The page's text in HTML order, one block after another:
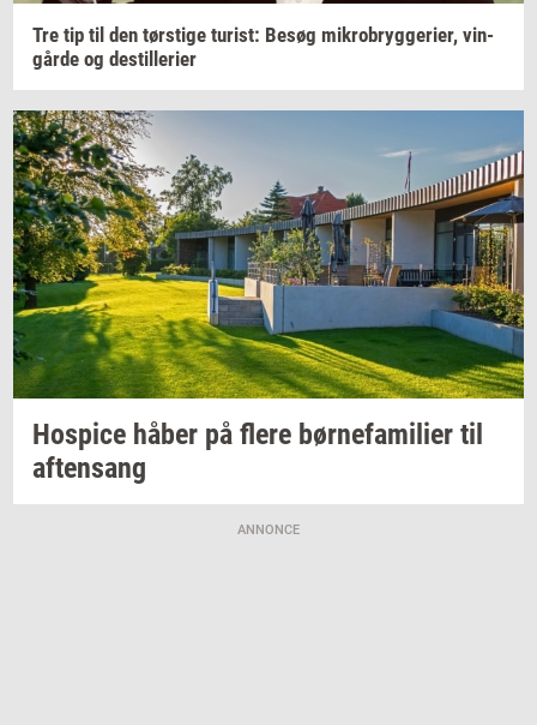
Tre tip til den tørsti­ge turist: Besøg mi­kro­bryg­ge­ri­er, vin­
går­de og destil­le­ri­er
Ho­spi­ce håber på flere bør­ne­fa­mi­li­er til
af­tensang
ANNONCE